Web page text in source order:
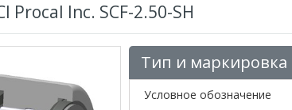
Inc. SCF-2.50-SH
Тип и маркировка
Условное обозначение